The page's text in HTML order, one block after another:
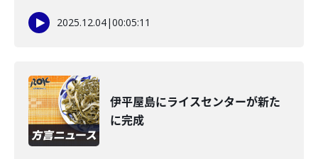
2025.12.04|00:05:11
伊平屋島にライスセンターが新た
に完成